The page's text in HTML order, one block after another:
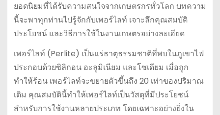
ยอดนิยมที่ได้รับความสนใจจากเกษตรกรทั่วโลก บทความ
นี้จะพาทุกท่านไปรู้จักกับเพอร์ไลท์ เจาะลึกคุณสมบัติ
ประโยชน์ และวิธีการใช้ในงานเกษตรอย่างละเอียด
เพอร์ไลท์ (Perlite) เป็นแร่ธาตุธรรมชาติที่พบในภูเขาไฟ
ประกอบด้วยซิลิกอน อะลูมิเนียม และโซเดียม เมื่อถูก
ทำให้ร้อน เพอร์ไลท์จะขยายตัวขึ้นถึง 20 เท่าของปริมาณ
เดิม คุณสมบัตินี้ทำให้เพอร์ไลท์เป็นวัสดุที่มีประโยชน์
สำหรับการใช้งานหลายประเภท โดยเฉพาะอย่างยิ่งใน